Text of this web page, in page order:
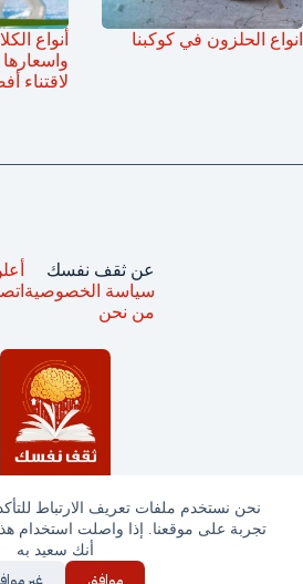
نحن نستخدم ملفات تعريف الارتباط
تجربة على موقعنا. إذا واصلت استخدام
أنك سعيد به
انواع الحلزون في كوكبنا
أنواع
لاقتناء
جميع الحقوق محفوظة © ثقف
عن ثقف نفسك
سياسة الخصوصية
من نحن